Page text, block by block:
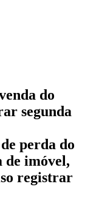
do
segunda
perda do
de imóvel,
registrar